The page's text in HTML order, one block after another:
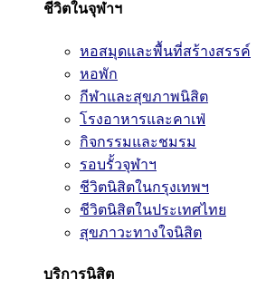
ชีวิตในจุฬาฯ
หอสมุดและพื้นที่สร้างสรรค์
หอพัก
กีฬาและสุขภาพนิสิต
โรงอาหารและคาเฟ่
กิจกรรมและชมรม
รอบรั้วจุฬาฯ
ชีวิตนิสิตในกรุงเทพฯ
ชีวิตนิสิตในประเทศไทย
สุขภาวะทางใจนิสิต
บริการนิสิต